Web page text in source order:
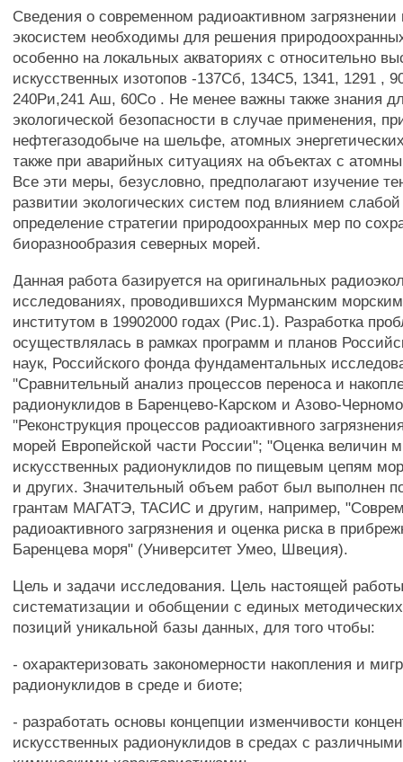
Сведения о современном радиоактивном загрязнении
экосистем необходимы для решения
особенно на локальных акваториях с относительно
искусственных изотопов -137Сб, 134С5, 1341, 1291 ,
240Ри,241 Аш, 60Со . Не менее важны также знания
экологической безопасности в случае применения,
нефтегазодобыче на шельфе, атомных
также при аварийных ситуациях на объектах с
Все эти меры, безусловно, предполагают изучение
развитии экологических систем под влиянием
определение стратегии природоохранных мер по
биоразнообразия северных морей.
Данная работа базируется на оригинальных
исследованиях, проводившихся Мурманским
институтом в 19902000 годах (Рис.1). Разработка
осуществлялась в рамках программ и планов
наук, Российского фонда фундаментальных
"Сравнительный анализ процессов переноса и
радионуклидов в Баренцево-Карском и Азово-
"Реконструкция процессов радиоактивного
морей Европейской части России"; "Оценка величин
искусственных радионуклидов по пищевым цепям
и других. Значительный объем работ был выполнен
грантам МАГАТЭ, ТАСИС и другим, например,
радиоактивного загрязнения и оценка риска в
Баренцева моря" (Университет Умео, Швеция).
Цель и задачи исследования. Цель настоящей
систематизации и обобщении с единых
позиций уникальной базы данных, для того чтобы:
- охарактеризовать закономерности накопления и
радионуклидов в среде и биоте;
- разработать основы концепции изменчивости
искусственных радионуклидов в средах с